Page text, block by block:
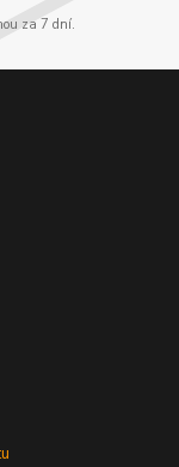
za 7 dní.